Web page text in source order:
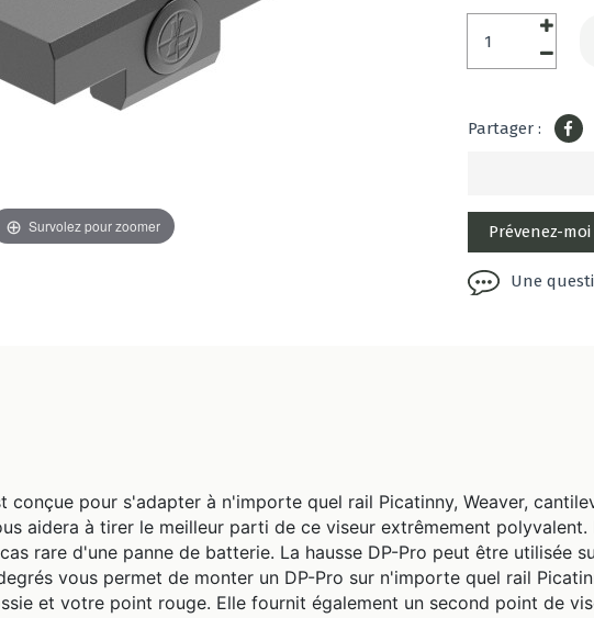
Survolez pour zoomer
Partager :
Une
conçue pour s'adapter à n'importe quel rail Picatinny, Weaver,
aidera à tirer le meilleur parti de ce viseur extrêmement
rare d'une panne de batterie. La hausse DP-Pro peut être utilisée
vous permet de monter un DP-Pro sur n'importe quel rail
et votre point rouge. Elle fournit également un second point de